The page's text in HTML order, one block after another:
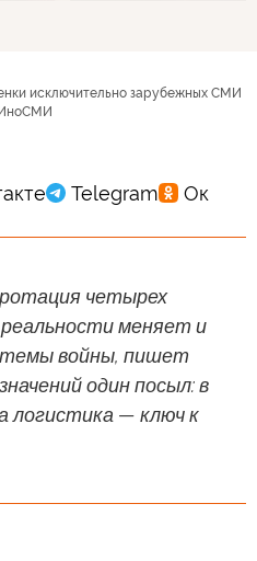
исключительно зарубежных СМИ
четырех
реальности меняет и
войны, пишет
один посыл: в
логистика — ключ к